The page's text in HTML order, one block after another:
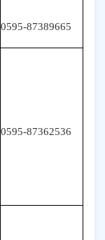
0595-87389665
0595-87362536